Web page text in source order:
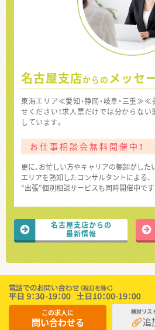
名古屋支店からの メッセ
東海エリア≪愛知・静岡・岐阜・三重
せください！求人票だけでは分からな
しています。
お仕事相談会無料開催中！
更に、お忙しい方やキャリアの棚卸がした
エリアを熟知したコンサルタントによる、
“出張”個別相談サービスも同時開催中です
名古屋支店からの
最新情報
この求人に
問い合わせる
検討リス
追